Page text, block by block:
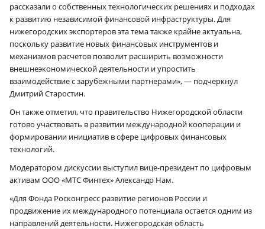
рассказали о собственных технологических решениях и подходах
к развитию независимой финансовой инфраструктуры. Для
нижегородских экспортеров эта тема также крайне актуальна,
поскольку развитие новых финансовых инструментов и
механизмов расчетов позволит расширить возможности
внешнеэкономической деятельности и упростить
взаимодействие с зарубежными партнерами», — подчеркнул
Дмитрий Старостин.
Он также отметил, что правительство Нижегородской области
готово участвовать в развитии международной кооперации и
формировании инициатив в сфере цифровых финансовых
технологий.
Модератором дискуссии выступил вице-президент по цифровым
активам ООО «МТС Финтех» Александр Нам.
«Для Фонда Росконгресс развитие регионов России и
продвижение их международного потенциала остается одним из
направлений деятельности. Нижегородская область